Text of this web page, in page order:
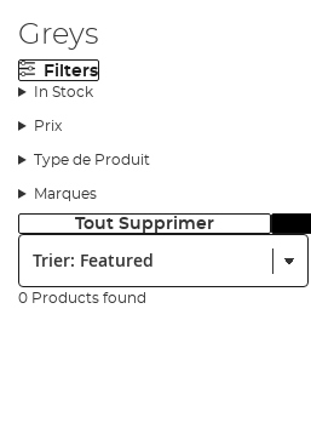
Greys
Filters
In Stock
Prix
Type de Produit
Marques
Tout Supprimer
0 Products found